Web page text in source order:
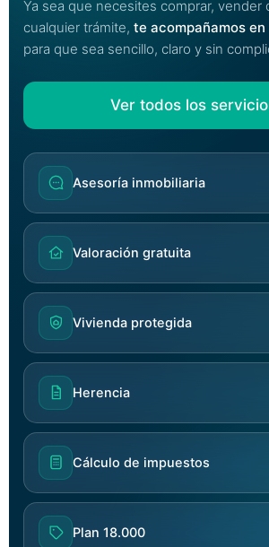
Ya sea que necesites comprar, vender
cualquier trámite, te acompañamos
para que sea sencillo, claro y sin
Ver todos los
Asesoría inmobiliaria
Valoración gratuita
Vivienda protegida
Herencia
Cálculo de impuestos
Plan 18.000